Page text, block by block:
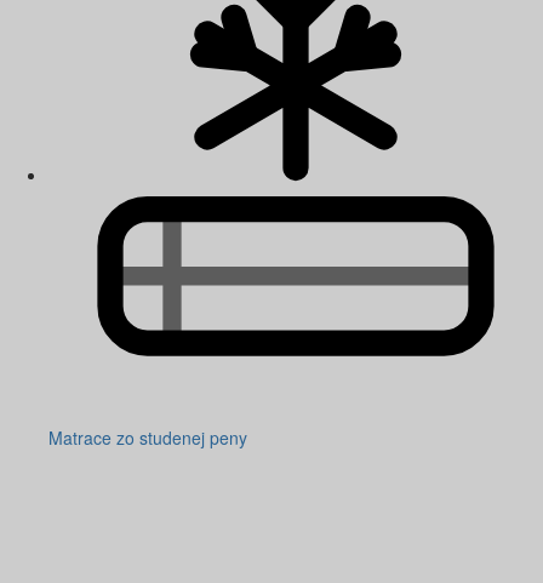
Matrace zo studenej peny